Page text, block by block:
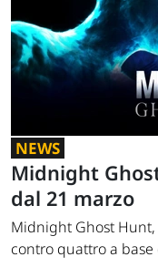
NEWS
Midnight
dal 21 marzo
Midnight Ghost
contro quattro a